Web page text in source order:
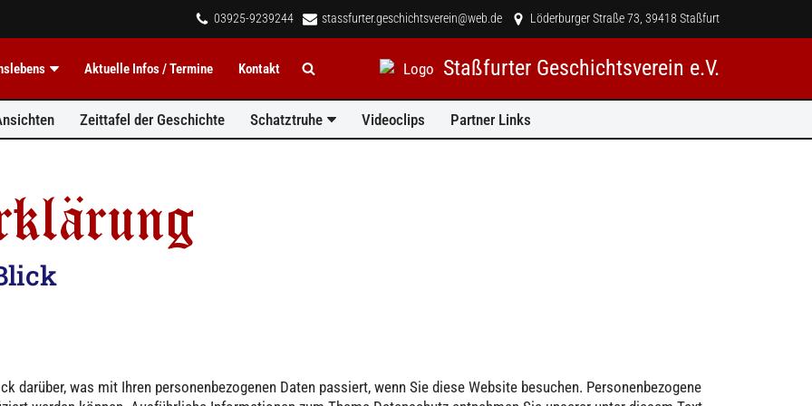
03925-9239244 stassfurter.geschichtsverein@web.de Löderburger Straße 73, 39418 Staßfurt
Aktuelle Infos / Termine Kontakt Staßfurter Geschichtsverein e.V.
Zeittafel der Geschichte Schatztruhe Videoclips Partner Links
darüber, was mit Ihren personenbezogenen Daten passiert, wenn Sie diese Website besuchen. Personenbezogene